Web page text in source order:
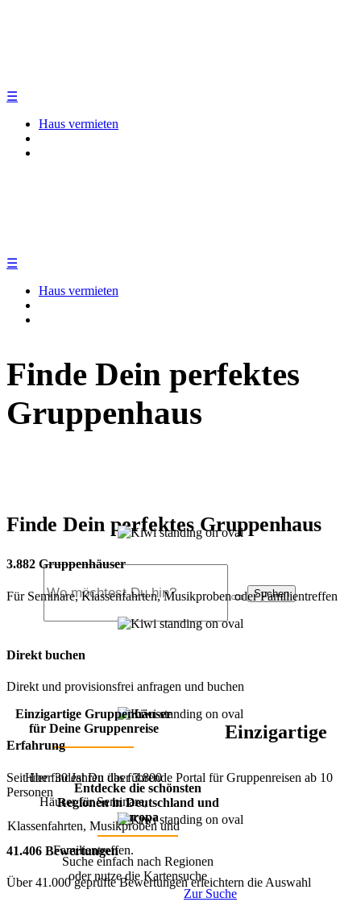
☰
Haus vermieten
☰
Haus vermieten
Finde Dein perfektes
Gruppenhaus
Finde Dein perfektes Gruppenhaus
Suchen
3.882 Gruppenhäuser
Für Seminare, Klassenfahrten, Musikproben oder Familientreffen
Direkt buchen
Direkt und provisionsfrei anfragen und buchen
Erfahrung
Seit über 30 Jahren das führende Portal für Gruppenreisen ab 10
Personen
41.406 Bewertungen
Über 41.000 geprüfte Bewertungen erleichtern die Auswahl
Einzigartige Gruppenhäuser
für Deine Gruppenreise
Hier findest Du über 3.800
Häuser für Seminare,
Klassenfahrten, Musikproben und
Familientreffen.
Zur Suche
Entdecke die schönsten
Regionen in Deutschland und
Europa
Suche einfach nach Regionen
oder nutze die Kartensuche
Einzigartige